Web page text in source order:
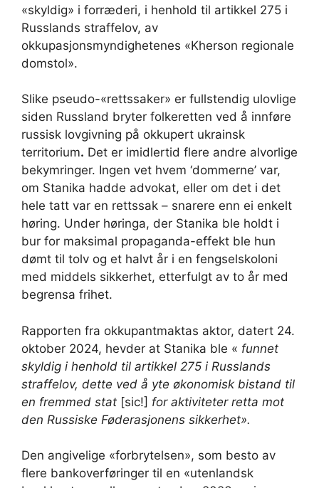
«skyldig» i forræderi, i henhold til artikkel 275 i
Russlands straffelov, av
okkupasjonsmyndighetenes «Kherson regionale
domstol».
Slike pseudo-«rettssaker» er fullstendig ulovlige
siden Russland bryter folkeretten ved å innføre
russisk lovgivning på okkupert ukrainsk
territorium. Det er imidlertid flere andre alvorlige
bekymringer. Ingen vet hvem ‘dommerne’ var,
om Stanika hadde advokat, eller om det i det
hele tatt var en rettssak – snarere enn ei enkelt
høring. Under høringa, der Stanika ble holdt i
bur for maksimal propaganda-effekt ble hun
dømt til tolv og et halvt år i en fengselskoloni
med middels sikkerhet, etterfulgt av to år med
begrensa frihet.
Rapporten fra okkupantmaktas aktor, datert 24.
oktober 2024, hevder at Stanika ble « funnet
skyldig i henhold til artikkel 275 i Russlands
straffelov, dette ved å yte økonomisk bistand til
en fremmed stat [sic!] for aktiviteter retta mot
den Russiske Føderasjonens sikkerhet».
Den angivelige «forbrytelsen», som besto av
flere bankoverføringer til en «utenlandsk